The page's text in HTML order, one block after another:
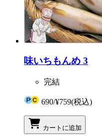
味いちもんめ 3
完結
690/¥759(税込)
カートに追加